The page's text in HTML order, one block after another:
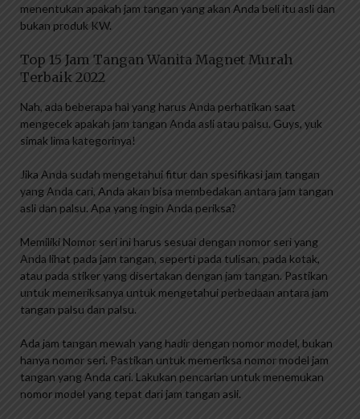
menentukan apakah jam tangan yang akan Anda beli itu asli dan
bukan produk KW.
Top 15 Jam Tangan Wanita Magnet Murah
Terbaik 2022
Nah, ada beberapa hal yang harus Anda perhatikan saat
mengecek apakah jam tangan Anda asli atau palsu. Guys, yuk
simak lima kategorinya!
Jika Anda sudah mengetahui fitur dan spesifikasi jam tangan
yang Anda cari, Anda akan bisa membedakan antara jam tangan
asli dan palsu. Apa yang ingin Anda periksa?
Memiliki Nomor seri ini harus sesuai dengan nomor seri yang
Anda lihat pada jam tangan, seperti pada tulisan, pada kotak,
atau pada stiker yang disertakan dengan jam tangan. Pastikan
untuk memeriksanya untuk mengetahui perbedaan antara jam
tangan palsu dan palsu.
Ada jam tangan mewah yang hadir dengan nomor model, bukan
hanya nomor seri. Pastikan untuk memeriksa nomor model jam
tangan yang Anda cari. Lakukan pencarian untuk menemukan
nomor model yang tepat dari jam tangan asli.